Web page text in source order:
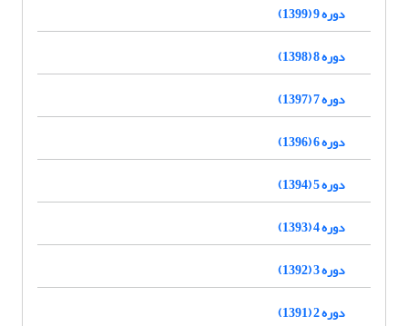
دوره 9 (1399)
دوره 8 (1398)
دوره 7 (1397)
دوره 6 (1396)
دوره 5 (1394)
دوره 4 (1393)
دوره 3 (1392)
دوره 2 (1391)